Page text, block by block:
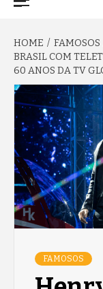
HOME FAMOSOS
BRASIL COM
60 ANOS DA TV
FAMOSOS